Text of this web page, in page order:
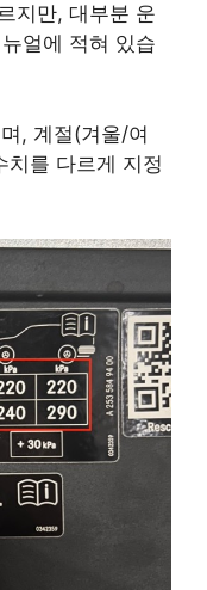
지만, 대부분 운
얼에 적혀 있습
, 계절(겨울/여
치를 다르게 지정